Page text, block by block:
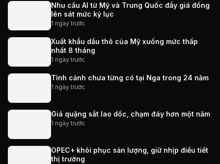
Nhu cầu AI từ Mỹ và Trung Quốc đẩy giá đồng
lên sát mức kỷ lục
1 ngày trước
Xuất khẩu dầu thô của Mỹ xuống mức thấp
nhất 8 tháng
1 ngày trước
Tình cảnh chưa từng có tại Nga trong 24 năm
1 ngày trước
Giá quặng sắt lao dốc, chạm đáy hơn một năm
1 ngày trước
OPEC+ khôi phục sản lượng, giữ nhịp điều tiết
thị trường